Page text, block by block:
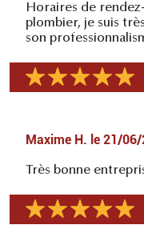
Horaires de
plombier, je suis
son
Maxime H. le 21/06/
Très bonne